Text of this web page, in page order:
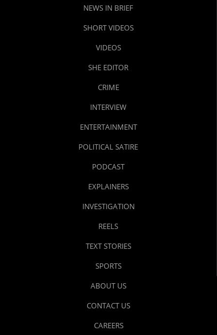
NEWS IN BRIEF
SHORT VIDEOS
VIDEOS
SHE EDITOR
CRIME
INTERVIEW
ENTERTAINMENT
POLITICAL SATIRE
PODCAST
EXPLAINERS
INVESTIGATION
REELS
TEXT STORIES
SPORTS
ABOUT US
CONTACT US
CAREERS